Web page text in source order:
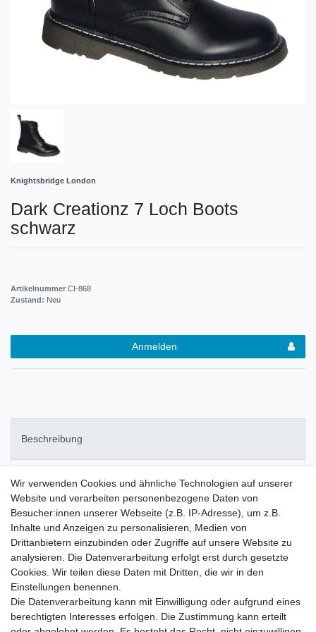
Knightsbridge London
Dark Creationz 7 Loch Boots
schwarz
Artikelnummer CI-868
Zustand: Neu
Anmelden
Beschreibung
Weitere Details
KNIGHTSBRIDGE London
Bequeme Party Stiefel
mit Stahlkappen-Optik
hochwertige Qualität
Ziernaht an der oberen Sohle
Wir verwenden Cookies und ähnliche Technologien auf unserer
Website und verarbeiten personenbezogene Daten von
Besucher:innen unserer Webseite (z.B. IP-Adresse), um z.B.
Inhalte und Anzeigen zu personalisieren, Medien von
Drittanbietern einzubinden oder Zugriffe auf unsere Website zu
analysieren. Die Datenverarbeitung erfolgt erst durch gesetzte
Cookies. Wir teilen diese Daten mit Dritten, die wir in den
Einstellungen benennen.
Die Datenverarbeitung kann mit Einwilligung oder aufgrund eines
berechtigten Interesses erfolgen. Die Zustimmung kann erteilt